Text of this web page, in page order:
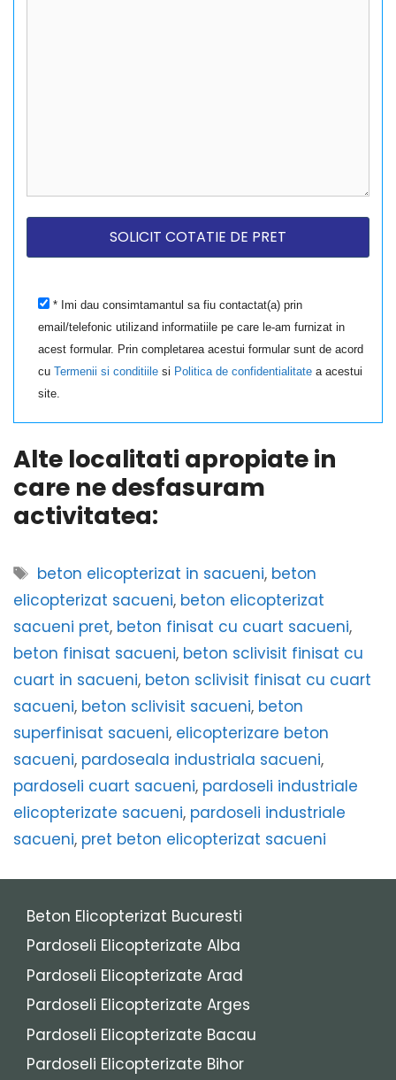
* Imi dau consimtamantul sa fiu contactat(a) prin
email/telefonic utilizand informatiile pe care le-am furnizat in
acest formular. Prin completarea acestui formular sunt de acord
cuTermenii si conditiile si Politica de confidentialitate a acestui
site.
Alte localitati apropiate in
care ne desfasuram
activitatea:
Etichete
beton elicopterizat in sacueni, beton
elicopterizat sacueni, beton elicopterizat
sacueni pret, beton finisat cu cuart sacueni,
beton finisat sacueni, beton sclivisit finisat cu
cuart in sacueni, beton sclivisit finisat cu cuart
sacueni, beton sclivisit sacueni, beton
superfinisat sacueni, elicopterizare beton
sacueni, pardoseala industriala sacueni,
pardoseli cuart sacueni, pardoseli industriale
elicopterizate sacueni, pardoseli industriale
sacueni, pret beton elicopterizat sacueni
Beton Elicopterizat Bucuresti
Pardoseli Elicopterizate Alba
Pardoseli Elicopterizate Arad
Pardoseli Elicopterizate Arges
Pardoseli Elicopterizate Bacau
Pardoseli Elicopterizate Bihor